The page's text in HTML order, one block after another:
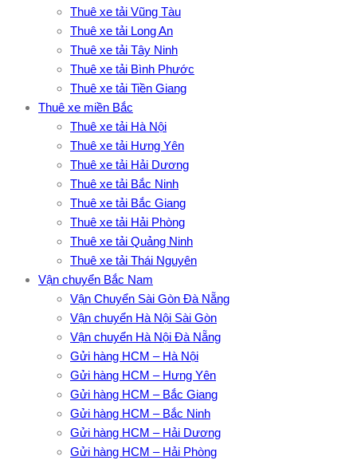
Thuê xe tải Vũng Tàu
Thuê xe tải Long An
Thuê xe tải Tây Ninh
Thuê xe tải Bình Phước
Thuê xe tải Tiền Giang
Thuê xe miền Bắc
Thuê xe tải Hà Nội
Thuê xe tải Hưng Yên
Thuê xe tải Hải Dương
Thuê xe tải Bắc Ninh
Thuê xe tải Bắc Giang
Thuê xe tải Hải Phòng
Thuê xe tải Quảng Ninh
Thuê xe tải Thái Nguyên
Vận chuyển Bắc Nam
Vận Chuyển Sài Gòn Đà Nẵng
Vận chuyển Hà Nội Sài Gòn
Vận chuyển Hà Nội Đà Nẵng
Gửi hàng HCM – Hà Nội
Gửi hàng HCM – Hưng Yên
Gửi hàng HCM – Bắc Giang
Gửi hàng HCM – Bắc Ninh
Gửi hàng HCM – Hải Dương
Gửi hàng HCM – Hải Phòng